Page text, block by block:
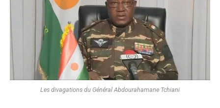
Les divagations du Général Abdourahamane Tchiani